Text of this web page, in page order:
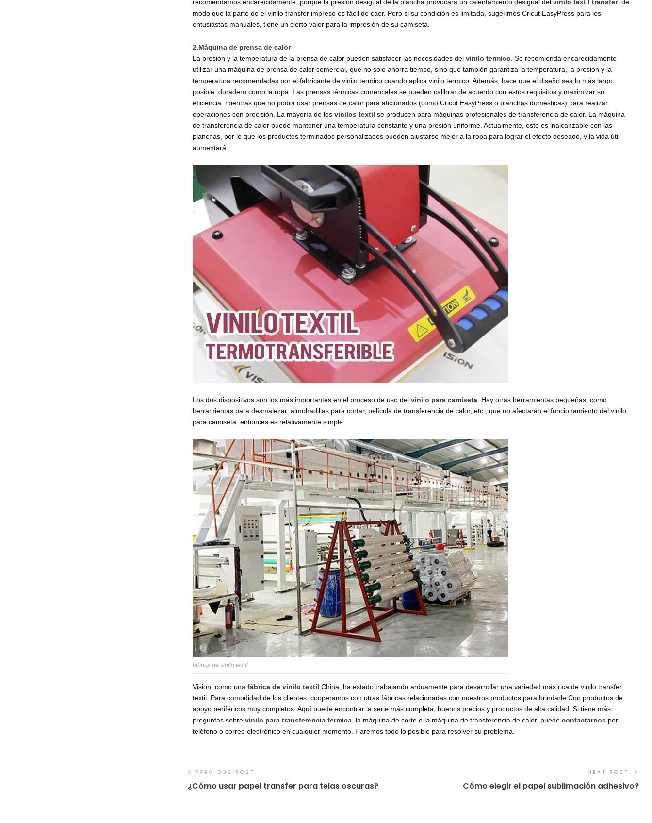
recomendamos encarecidamente, porque la presión desigual de la plancha provocará un calentamiento desigual del vinilo textil transfer, de
modo que la parte de el vinilo transfer impreso es fácil de caer. Pero si su condición es limitada, sugerimos Cricut EasyPress para los
entusiastas manuales, tiene un cierto valor para la impresión de su camiseta.
2.Máquina de prensa de calor
La presión y la temperatura de la prensa de calor pueden satisfacer las necesidades del vinilo termico . Se recomienda encarecidamente
utilizar una máquina de prensa de calor comercial, que no solo ahorra tiempo, sino que también garantiza la temperatura, la presión y la
temperatura recomendadas por el fabricante de vinilo termico cuando aplica vinilo termico. Además, hace que el diseño sea lo más largo
posible. duradero como la ropa. Las prensas térmicas comerciales se pueden calibrar de acuerdo con estos requisitos y maximizar su
eficiencia. mientras que no podrá usar prensas de calor para aficionados (como Cricut EasyPress o planchas domésticas) para realizar
operaciones con precisión. La mayoría de los vinilos textil se producen para máquinas profesionales de transferencia de calor. La máquina
de transferencia de calor puede mantener una temperatura constante y una presión uniforme. Actualmente, esto es inalcanzable con las
planchas, por lo que los productos terminados personalizados pueden ajustarse mejor a la ropa para lograr el efecto deseado, y la vida útil
aumentará.
Los dos dispositivos son los más importantes en el proceso de uso del vinilo para camiseta . Hay otras herramientas pequeñas, como
herramientas para desmalezar, almohadillas para cortar, película de transferencia de calor, etc., que no afectarán el funcionamiento del vinilo
para camiseta. entonces es relativamente simple.
fábrica de vinilo textil
Vision, como una fábrica de vinilo textil China, ha estado trabajando arduamente para desarrollar una variedad más rica de vinilo transfer
textil. Para comodidad de los clientes, cooperamos con otras fábricas relacionadas con nuestros productos para brindarle Con productos de
apoyo periféricos muy completos. Aquí puede encontrar la serie más completa, buenos precios y productos de alta calidad. Si tiene más
preguntas sobre vinilo para transferencia termica , la máquina de corte o la máquina de transferencia de calor, puede contactarnos por
teléfono o correo electrónico en cualquier momento. Haremos todo lo posible para resolver su problema.
PREVIOUS POST
¿Cómo usar papel transfer para telas oscuras?
NEXT POST
Cómo elegir el papel sublimación adhesivo?